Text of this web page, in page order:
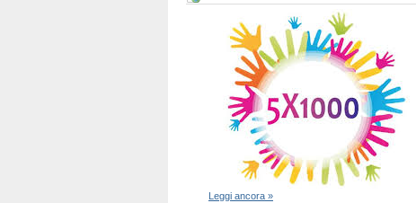
Leggi ancora »